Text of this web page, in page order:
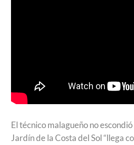
El técnico malagueño no
Jardín de la Costa del Sol “llega